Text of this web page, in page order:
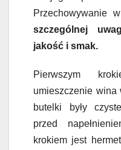
Przechowywanie
szczególnej
jakość i smak.
Pierwszym
umieszczenie wina
butelki były
przed
krokiem jest